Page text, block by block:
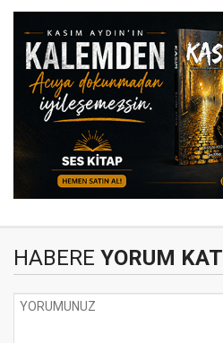
HABERE YORUM KAT